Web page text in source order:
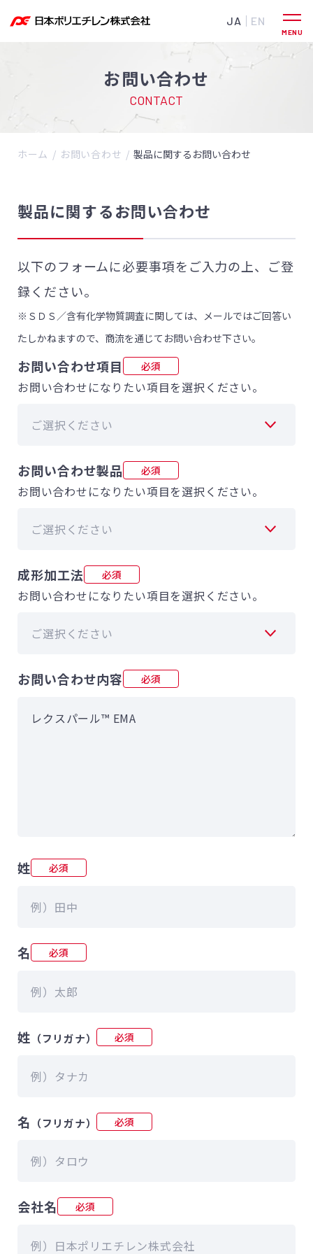
JA EN
お問い合わせ
CONTACT
ホーム お問い合わせ 製品に関するお問い合わせ
製品に関するお問い合わせ
以下のフォームに必要事項をご入力の上、ご登
録ください。
※ＳＤＳ／含有化学物質調査に関しては、メールではご回答い
たしかねますので、商流を通じてお問い合わせ下さい。
お問い合わせ項目 必須
お問い合わせになりたい項目を選択ください。
お問い合わせ製品 必須
お問い合わせになりたい項目を選択ください。
成形加工法 必須
お問い合わせになりたい項目を選択ください。
お問い合わせ内容 必須
姓 必須
名 必須
姓 （フリガナ） 必須
名 （フリガナ） 必須
会社名 必須